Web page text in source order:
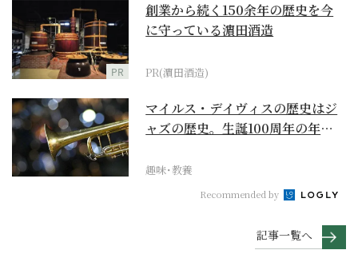
PR
創業から続く150余年の歴史を今
に守っている濵田酒造
PR(濵田酒造)
マイルス・デイヴィスの歴史はジ
ャズの歴史。生誕100周年の年に
趣味･教養
Recommended by
記事一覧へ